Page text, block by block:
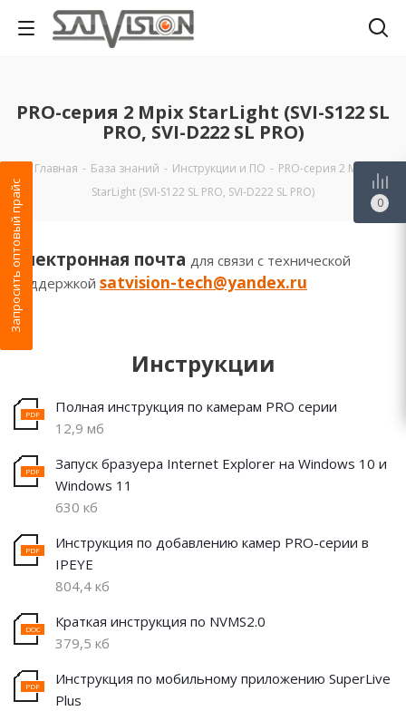
PRO-серия 2 Mpix StarLight (SVI-S122 SL
PRO, SVI-D222 SL PRO)
Главная - База знаний - Инструкции и ПО - PRO-серия 2 Mpix
StarLight (SVI-S122 SL PRO, SVI-D222 SL PRO)
Электронная почта для связи с технической
поддержкой satvision-tech@yandex.ru
Инструкции
Полная инструкция по камерам PRO серии
12,9 мб
Запуск бразуера Internet Explorer на Windows 10 и
Windows 11
630 кб
Инструкция по добавлению камер PRO-серии в
IPEYE
804,4 кб
Краткая инструкция по NVMS2.0
379,5 кб
Инструкция по мобильному приложению SuperLive
Plus
Запросить оптовый прайс 0